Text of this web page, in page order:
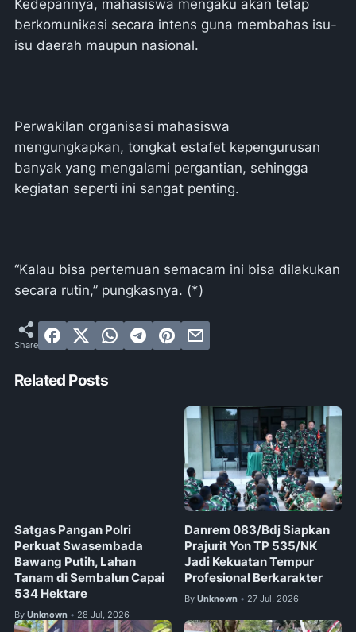
Kedepannya, mahasiswa mengaku akan tetap
berkomunikasi secara intens guna membahas isu-
isu daerah maupun nasional.
Perwakilan organisasi mahasiswa
mengungkapkan, tongkat estafet kepengurusan
banyak yang mengalami pergantian, sehingga
kegiatan seperti ini sangat penting.
“Kalau bisa pertemuan semacam ini bisa dilakukan
secara rutin,” pungkasnya. (*)
Related Posts
Satgas Pangan Polri
Perkuat Swasembada
Bawang Putih, Lahan
Tanam di Sembalun Capai
534 Hektare
By Unknown • 28 Jul, 2026
Danrem 083/Bdj Siapkan
Prajurit Yon TP 535/NK
Jadi Kekuatan Tempur
Profesional Berkarakter
By Unknown • 27 Jul, 2026